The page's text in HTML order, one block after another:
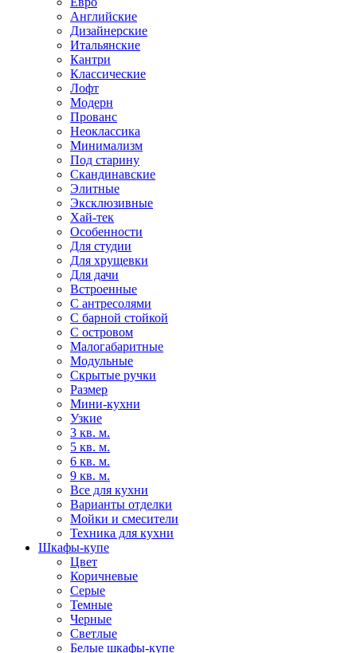
Английские
Дизайнерские
Итальянские
Кантри
Классические
Лофт
Модерн
Прованс
Неоклассика
Минимализм
Под старину
Скандинавские
Элитные
Эксклюзивные
Хай-тек
Особенности
Для студии
Для хрущевки
Для дачи
Встроенные
С антресолями
С барной стойкой
С островом
Малогабаритные
Модульные
Скрытые ручки
Размер
Мини-кухни
Узкие
3 кв. м.
5 кв. м.
6 кв. м.
9 кв. м.
Все для кухни
Варианты отделки
Мойки и смесители
Техника для кухни
Шкафы-купе
Цвет
Коричневые
Серые
Темные
Черные
Светлые
Белые шкафы-купе